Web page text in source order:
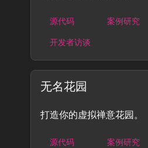
源代码 案例研究
开发者访谈
无名花园
打造你的虚拟禅意花园。
源代码 案例研究